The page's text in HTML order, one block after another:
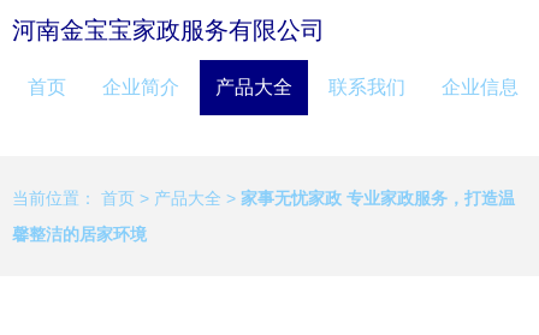
河南金宝宝家政服务有限公司
首页 企业简介 产品大全 联系我们 企业信息
当前位置： 首页 > 产品大全 > 家事无忧家政 专业家政服务，打造温
馨整洁的居家环境